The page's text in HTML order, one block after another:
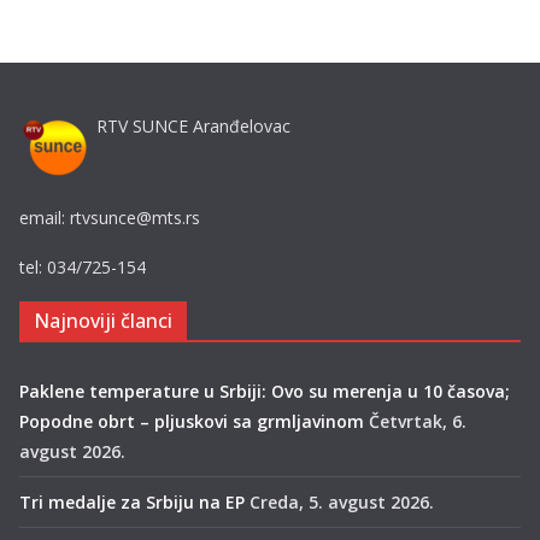
RTV SUNCE Aranđelovac
email: rtvsunce@mts.rs
tel: 034/725-154
Najnoviji članci
Paklene temperature u Srbiji: Ovo su merenja u 10 časova;
Popodne obrt – pljuskovi sa grmljavinom Četvrtak, 6.
avgust 2026.
Tri medalje za Srbiju na EP Creda, 5. avgust 2026.